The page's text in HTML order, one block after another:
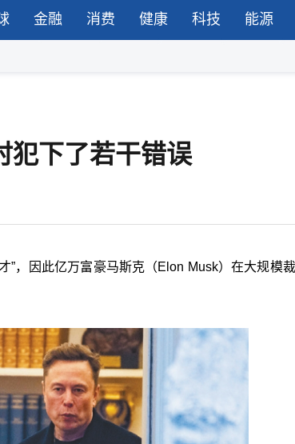
金融 消费 健康 科技 能源
犯下了若干错误
”，因此亿万富豪马斯克（Elon Musk）在大规模